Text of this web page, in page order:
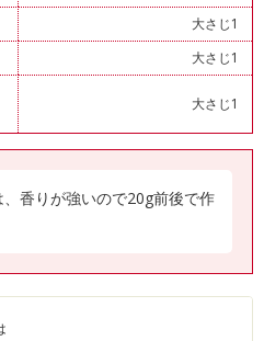
大さじ1
大さじ1
大さじ1
香りが強いので20g前後で作